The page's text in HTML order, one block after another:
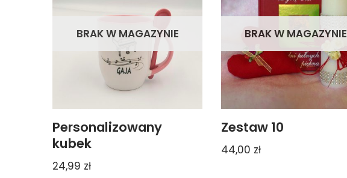
BRAK W MAGAZYNIE
Personalizowany
kubek
24,99 zł
BRAK W MAGAZYNIE
Zestaw 10
44,00 zł